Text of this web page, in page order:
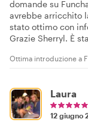
domande su
avrebbe arricchito
stato ottimo con
Grazie Sherryl. È
Ottima introduzione a
Laura
12 giugno